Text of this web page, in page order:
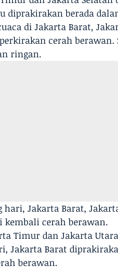
diprakirakan berada
di Jakarta Barat,
cerah
ringan.
Jakarta Barat,
kembali cerah berawan.
Timur dan Jakarta
Jakarta Barat
berawan.